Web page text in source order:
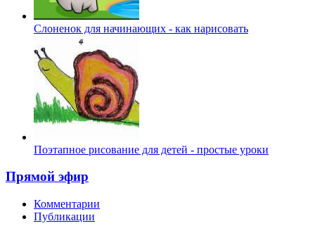
Слоненок для начинающих - как нарисовать
Поэтапное рисование для детей - простые уроки
Прямой эфир
Комментарии
Публикации